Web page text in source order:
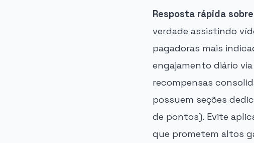
Resposta rápida
verdade assistindo
pagadoras mais
engajamento diário
recompensas
possuem seções
de pontos). Evite
que prometem altos